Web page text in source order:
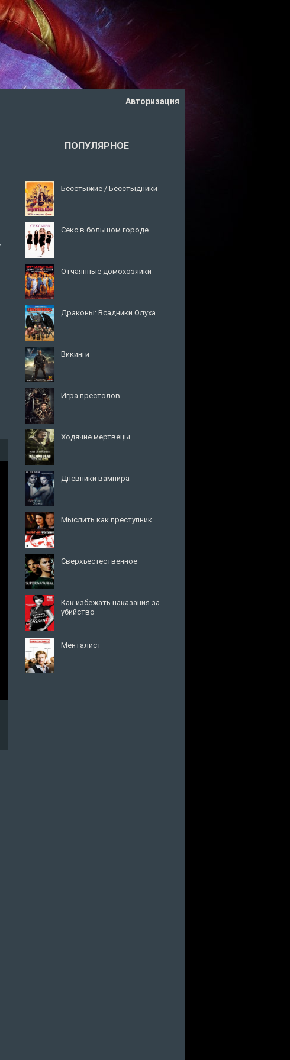
Авторизация
ПОПУЛЯРНОЕ
Бесстыжие / Бесстыдники
Секс в большом городе
Отчаянные домохозяйки
Драконы: Всадники Олуха
Викинги
Игра престолов
Ходячие мертвецы
Дневники вампира
Мыслить как преступник
Сверхъестественное
Как избежать наказания за
убийство
Менталист